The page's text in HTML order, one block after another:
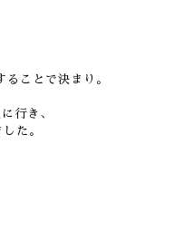
ことで決まり。
行き、
た。